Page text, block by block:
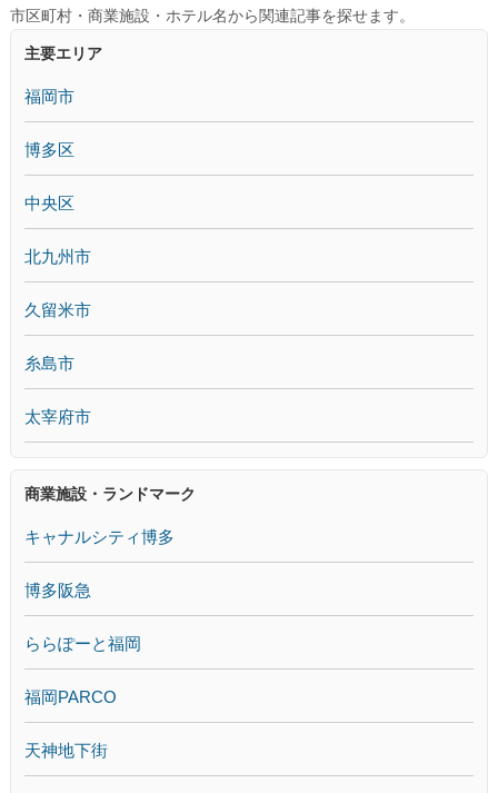
市区町村・商業施設・ホテル名から関連記事を探せます。
主要エリア
福岡市
博多区
中央区
北九州市
久留米市
糸島市
太宰府市
商業施設・ランドマーク
キャナルシティ博多
博多阪急
ららぽーと福岡
福岡PARCO
天神地下街